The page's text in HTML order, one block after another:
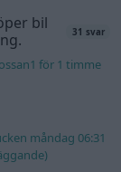
bil
31 svar
för 1 timme
måndag 06:31